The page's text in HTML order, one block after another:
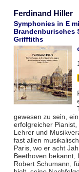
Ferdinand Hiller
Symphonies in E
Brandenburisches
Grifftiths
gewesen zu sein,
erfolgreicher Pianist,
Lehrer und
fast allen
Paris, wo er acht
Beethoven bekannt,
Robert Schumann,